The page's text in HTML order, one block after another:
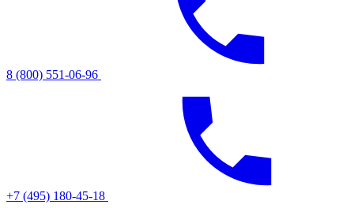
8 (800) 551-06-96
+7 (495) 180-45-18